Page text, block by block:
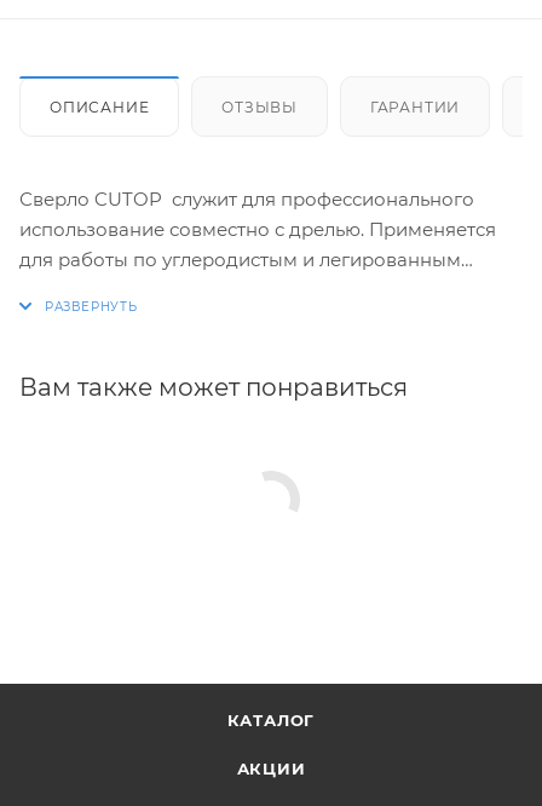
ОПИСАНИЕ ОТЗЫВЫ ГАРАНТИИ
Сверло CUTOP служит для профессионального
использование совместно с дрелью. Применяется
для работы по углеродистым и легированным
благодаря чему отличается высокой
Вам также может понравиться
КАТАЛОГ
АКЦИИ